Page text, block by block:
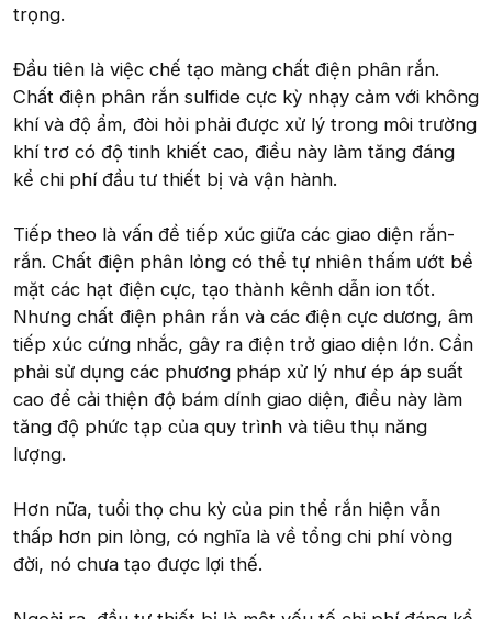
trọng.
Đầu tiên là việc chế tạo màng chất điện phân rắn.
Chất điện phân rắn sulfide cực kỳ nhạy cảm với không
khí và độ ẩm, đòi hỏi phải được xử lý trong môi trường
khí trơ có độ tinh khiết cao, điều này làm tăng đáng
kể chi phí đầu tư thiết bị và vận hành.
Tiếp theo là vấn đề tiếp xúc giữa các giao diện rắn-
rắn. Chất điện phân lỏng có thể tự nhiên thấm ướt bề
mặt các hạt điện cực, tạo thành kênh dẫn ion tốt.
Nhưng chất điện phân rắn và các điện cực dương, âm
tiếp xúc cứng nhắc, gây ra điện trở giao diện lớn. Cần
phải sử dụng các phương pháp xử lý như ép áp suất
cao để cải thiện độ bám dính giao diện, điều này làm
tăng độ phức tạp của quy trình và tiêu thụ năng
lượng.
Hơn nữa, tuổi thọ chu kỳ của pin thể rắn hiện vẫn
thấp hơn pin lỏng, có nghĩa là về tổng chi phí vòng
đời, nó chưa tạo được lợi thế.